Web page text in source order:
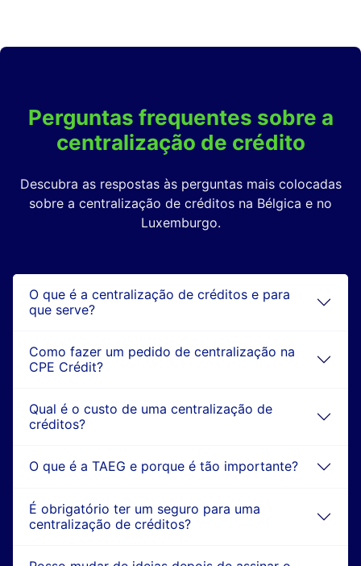
Perguntas frequentes sobre a
centralização de crédito
Descubra as respostas às perguntas mais colocadas
sobre a centralização de créditos na Bélgica e no
Luxemburgo.
O que é a centralização de créditos e para
que serve?
Como fazer um pedido de centralização na
CPE Crédit?
Qual é o custo de uma centralização de
créditos?
O que é a TAEG e porque é tão importante?
É obrigatório ter um seguro para uma
centralização de créditos?